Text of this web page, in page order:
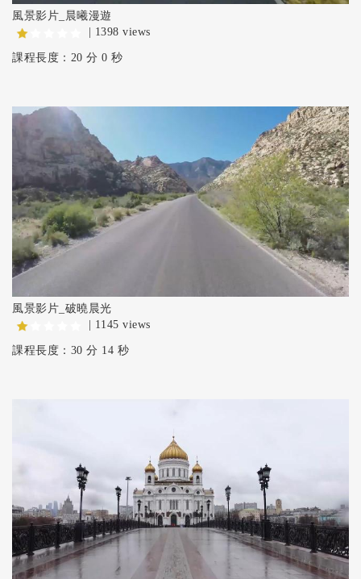
風景影片_晨曦漫遊
| 1398 views
課程長度：20 分 0 秒
風景影片_破曉晨光
| 1145 views
課程長度：30 分 14 秒